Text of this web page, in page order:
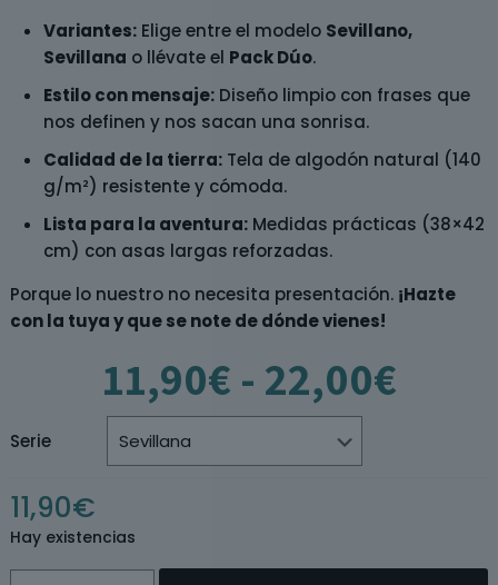
Variantes:Elige entre el modelo Sevillano,
Sevillana o llévate el Pack Dúo.
Estilo con mensaje:Diseño limpio con frases que
nos definen y nos sacan una sonrisa.
Calidad de la tierra:Tela de algodón natural (140
g/m²) resistente y cómoda.
Lista para la aventura:Medidas prácticas (38×42
cm) con asas largas reforzadas.
Porque lo nuestro no necesita presentación. ¡Hazte
con la tuya y que se note de dónde vienes!
11,90€ - 22,00€de
Serie
11,90€
Hay existencias